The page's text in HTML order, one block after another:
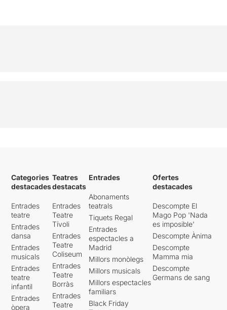
Categories
destacades
Entrades
teatre
Entrades
dansa
Entrades
musicals
Entrades
teatre
infantil
Entrades
òpera
Teatres
destacats
Entrades
Teatre
Tívoli
Entrades
Teatre
Coliseum
Entrades
Teatre
Borràs
Entrades
Teatre
Entrades
Abonaments
teatrals
Tiquets Regal
Entrades
espectacles a
Madrid
Millors monòlegs
Millors musicals
Millors espectacles
familiars
Black Friday
Ofertes
destacades
Descompte El
Mago Pop 'Nada
es imposible'
Descompte Ànima
Descompte
Mamma mia
Descompte
Germans de sang